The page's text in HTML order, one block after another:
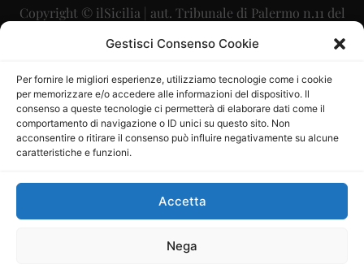
Gestisci Consenso Cookie
Per fornire le migliori esperienze, utilizziamo tecnologie come i cookie
per memorizzare e/o accedere alle informazioni del dispositivo. Il
consenso a queste tecnologie ci permetterà di elaborare dati come il
comportamento di navigazione o ID unici su questo sito. Non
acconsentire o ritirare il consenso può influire negativamente su alcune
caratteristiche e funzioni.
Accetta
Nega
Copyright © ilSicilia | aut. Tribunale di Palermo n.11 del
29/09/2015
Direttore Editoriale: Maurizio Scaglione
Direttore Responsabile: Maria Calabrese
P.IVA: 06334930820
Mercurio Comunicazione Società Cooperativa a r.l. è
iscritta al Registro degli Operatori di Comunicazione al